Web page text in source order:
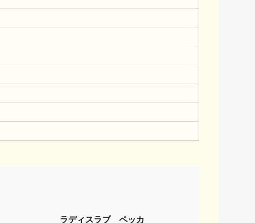
ラディスラブ ペッカ